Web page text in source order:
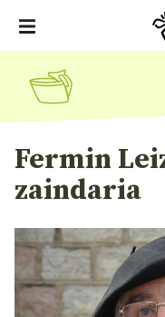
Fermin
zaindaria